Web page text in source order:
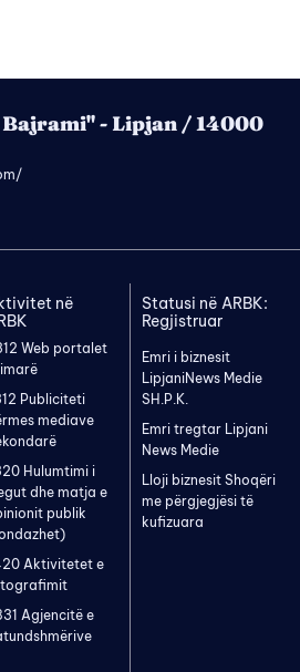
- Lipjan / 14000
në
Web portalet
Publiciteti
mediave
Hulumtimi i
dhe matja e
publik
Aktivitetet e
Agjencitë e
Statusi në ARBK:
Regjistruar
Emri i biznesit
LipjaniNews Medie
SH.P.K.
Emri tregtar Lipjani
News Medie
Lloji biznesit Shoqëri
me përgjegjësi të
kufizuara